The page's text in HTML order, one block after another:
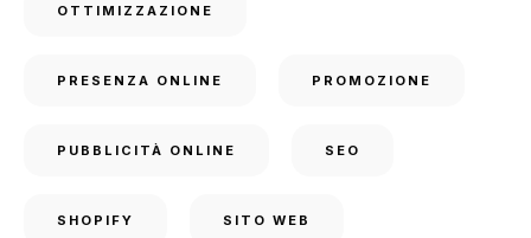
OTTIMIZZAZIONE
PRESENZA ONLINE PROMOZIONE
PUBBLICITÀ ONLINE SEO
SHOPIFY SITO WEB